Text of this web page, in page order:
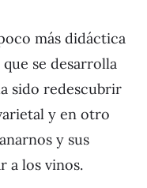
más didáctica
se desarrolla
sido redescubrir
y en otro
y sus
a los vinos.